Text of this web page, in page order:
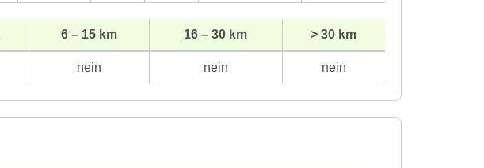
6 – 15 km 16 – 30 km > 30 km
nein nein nein